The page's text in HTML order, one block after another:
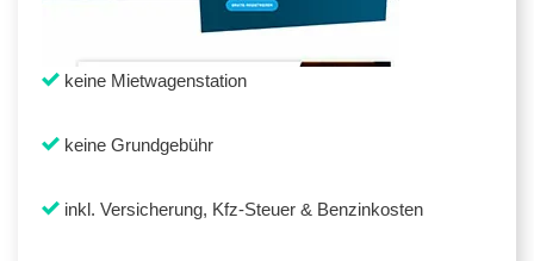
keine Mietwagenstation
keine Grundgebühr
inkl. Versicherung, Kfz-Steuer & Benzinkosten